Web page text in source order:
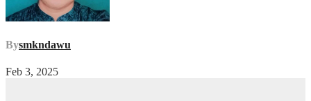
Bysmkndawu
Feb 3, 2025